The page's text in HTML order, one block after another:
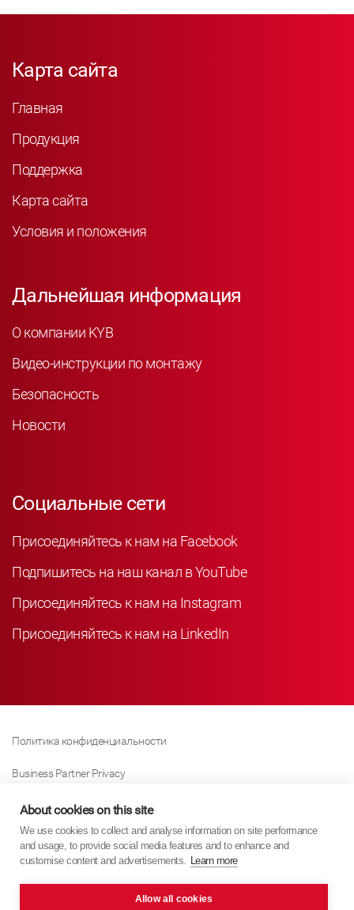
Карта сайта
Главная
Продукция
Поддержка
Карта сайта
Условия и положения
Дальнейшая информация
О компании KYB
Видео-инструкции по монтажу
Безопасность
Новости
Социальные сети
Присоединяйтесь к нам на Facebook
Подпишитесь на наш канал в YouTube
Присоединяйтесь к нам на Instagram
Присоединяйтесь к нам на LinkedIn
Политика конфиденциальности
Business Partner Privacy
Политика Использования Файлов «куки»
Modern Slavery Act Policy
About cookies on this site
We use cookies to collect and analyse information on site performance
and usage, to provide social media features and to enhance and
customise content and advertisements. Learn more
Allow all cookies